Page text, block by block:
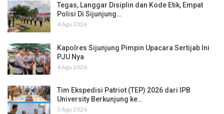
Tegas, Langgar Disiplin dan Kode Etik, Empat
Polisi Di Sijunjung…
4 Agu 2026
Kapolres Sijunjung Pimpin Upacara Sertijab Ini
PJU Nya
4 Agu 2026
Tim Ekspedisi Patriot (TEP) 2026 dari IPB
University Berkunjung ke…
3 Agu 2026